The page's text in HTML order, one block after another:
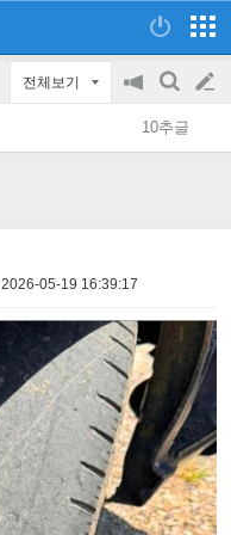
전체보기
공
지
on/off
검
색
글
쓰
10추글
2026-05-19 16:39:17